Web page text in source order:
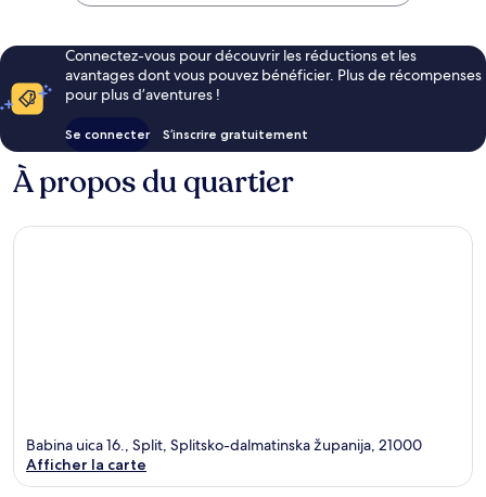
Connectez-vous pour découvrir les réductions et les
avantages dont vous pouvez bénéficier. Plus de récompenses
pour plus d’aventures !
Se connecter S’inscrire gratuitement
À propos du quartier
Babina uica 16., Split, Splitsko-dalmatinska županija, 21000
Afficher la carte